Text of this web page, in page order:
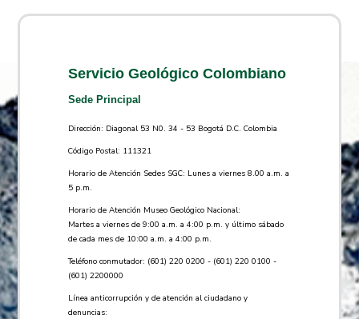
Servicio Geológico Colombiano
Sede Principal
Dirección: Diagonal 53 N0. 34 - 53 Bogotá D.C. Colombia
Código Postal: 111321
Horario de Atención Sedes SGC: Lunes a viernes 8.00 a.m. a
5 p.m.
Horario de Atención Museo Geológico Nacional:
Martes a viernes de 9:00 a.m. a 4:00 p.m. y último sábado
de cada mes de 10:00 a.m. a 4:00 p.m.
Teléfono conmutador: (601) 220 0200 - (601) 220 0100 -
(601) 2200000
Línea anticorrupción y de atención al ciudadano y
denuncias: